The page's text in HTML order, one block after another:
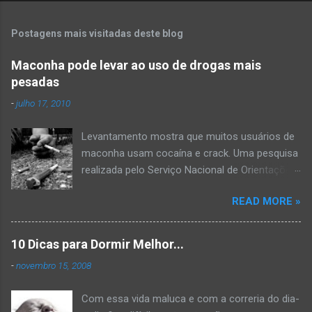
o
n
t
á
i
o
s
Postagens mais visitadas deste blog
Maconha pode levar ao uso de drogas mais
pesadas
-julho 17, 2010
Levantamento mostra que muitos usuários de
maconha usam cocaína e crack. Uma pesquisa
realizada pelo Serviço Nacional de Orientações
Indevido de Drogas (VIVAVOZ) mostra que a
maconha é a porta de entrada para o uso de
drogas mais pesadas. A pesquisa mostra que
de maconha também costumavam consumir
entrevistados muitos já notavam que já tinham
READ MORE »
10 Dicas para Dormir Melhor...
-novembro 15, 2008
Com essa vida maluca e com a correria do dia-